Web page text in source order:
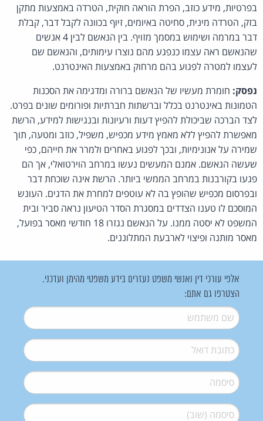
בפרטיות, מידע כוזב, הפרת הוראה חוקית, הטרדה באמצעות מתקן
בזק, הטרדה מינית, סחיטה באיומים, זיוף בכוונה לקבל דבר, קבלת
דבר במרמה ושימוש במסמך מזויף. בין הנאשם לבין 4 אנשים
שהנאשם ראה עצמו כנפגע מהם נוצרו עימותים, והנאשם שם
לעצמו למטרה לפגוע בהם מרחוק באמצעות האינטרנט.
נפסק: חומרת מעשיו של הנאשם ברורה ומדגימה את הסכנות
הטמונות באינטרנט בכלל וברשתות חברתיות ופורומים שונים בפרט.
לצד הברכה שביכולת להפיץ דעות ורעיונות ובנגישות למידע, הרשת
מאפשרת להפיץ ללא מאמץ מידע מכפיש, משפיל, כוזב ומטעה, תוך
שמירה על אנונימיות, ובכך לפגוע באחרים ולמרר את חייהם, כפי
שעשה הנאשם. אמנם המעשים נעשו במרחב הוירטואלי, אך הם
פגעו בקורבנות במרחב הממשי ביותר. הרשת אינה שוכחת דבר
ובפרסום מכפיש שהופץ בה לא עוטפים למחרת את הדגים. העונש
המוסכם לו טענו הצדדים במסגרת הסדר הטיעון נראה סביר ובית
המשפט לא יסטה ממנו. על הנאשם נגזרו 18 חודשי מאסר בפועל,
מאסר מותנה ופיצוי לארבעת המתלוננים.
אלפי עורכי דין ואנשי משפט נעזרים בידע משפטי מהימן ועדכני.
הצטרפו גם אתם:
שם משתמש*
דואל*
סיסמה*
סיסמה (שוב)*